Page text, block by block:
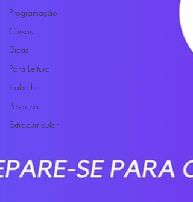
Programação
Cursos
Dicas
Para Leitura
Trabalho
Pesquisa
Extracurricular